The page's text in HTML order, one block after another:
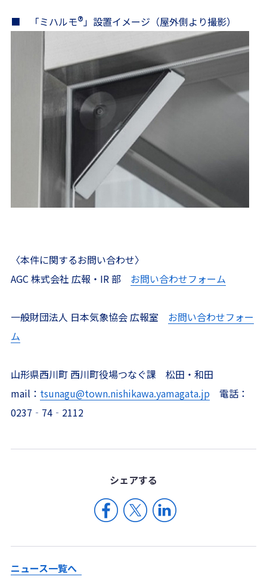
■ 「ミハルモ® 」設置イメージ（屋外側より撮影）
〈本件に関するお問い合わせ〉
AGC 株式会社 広報・IR 部 お問い合わせフォーム
一般財団法人 日本気象協会 広報室 お問い合わせフォー
ム
山形県西川町 西川町役場つなぐ課 松田・和田
mail： tsunagu@town.nishikawa.yamagata.jp電話：
0237‐74‐2112
シェアする
ニュース一覧へ